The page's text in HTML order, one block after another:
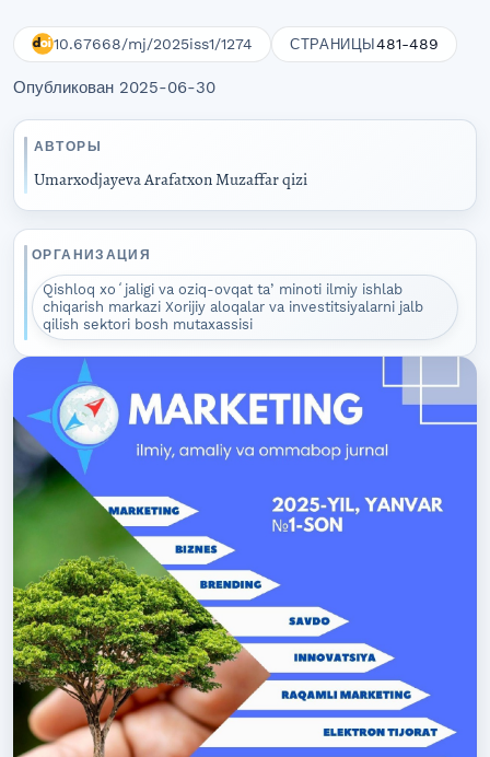
10.67668/mj/2025iss1/1274 СТРАНИЦЫ481-489
Опубликован 2025-06-30
АВТОРЫ
Umarxodjayeva Arafatxon Muzaffar qizi
ОРГАНИЗАЦИЯ
Qishloq xoʻjaligi va oziq-ovqat taʼminoti ilmiy ishlab
chiqarish markazi Xorijiy aloqalar va investitsiyalarni jalb
qilish sektori bosh mutaxassisi